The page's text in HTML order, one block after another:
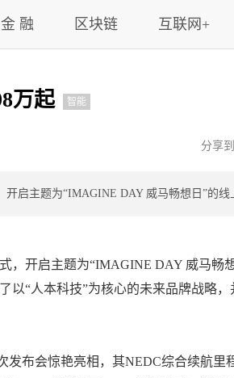
金 融 区块链 互联网+
万起 智能
分享到
启主题为“IMAGINE DAY 威马畅想日”的线
开启主题为“IMAGINE DAY 威马畅想
以“人本科技”为核心的未来品牌战略
布会惊艳亮相，其NEDC综合续航里